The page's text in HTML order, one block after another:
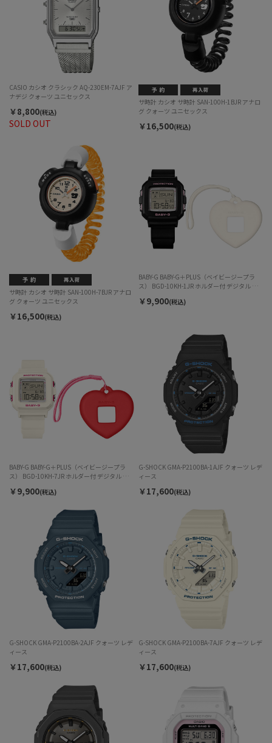
SOLD OUT
CASIO カシオ クラシック AQ-230EM-7AJF ア
ナデジ クォーツ ユニセックス
￥8,800(税込)
サ時計 カシオ サ時計 SAN-100H-1BJR アナロ
グ クォーツ ユニセックス
￥16,500(税込)
サ時計 カシオ サ時計 SAN-100H-7BJR アナロ
グ クォーツ ユニセックス
￥16,500(税込)
BABY-G BABY-G＋PLUS（ベイビージープラ
ス） BGD-10KH-1JR ホルダー付 デジタル ク
￥9,900(税込)
BABY-G BABY-G＋PLUS（ベイビージープラ
ス） BGD-10KH-7JR ホルダー付 デジタル ク
￥9,900(税込)
G-SHOCK GMA-P2100BA-1AJF クォーツ レデ
ィース
￥17,600(税込)
G-SHOCK GMA-P2100BA-2AJF クォーツ レデ
ィース
￥17,600(税込)
G-SHOCK GMA-P2100BA-7AJF クォーツ レデ
ィース
￥17,600(税込)